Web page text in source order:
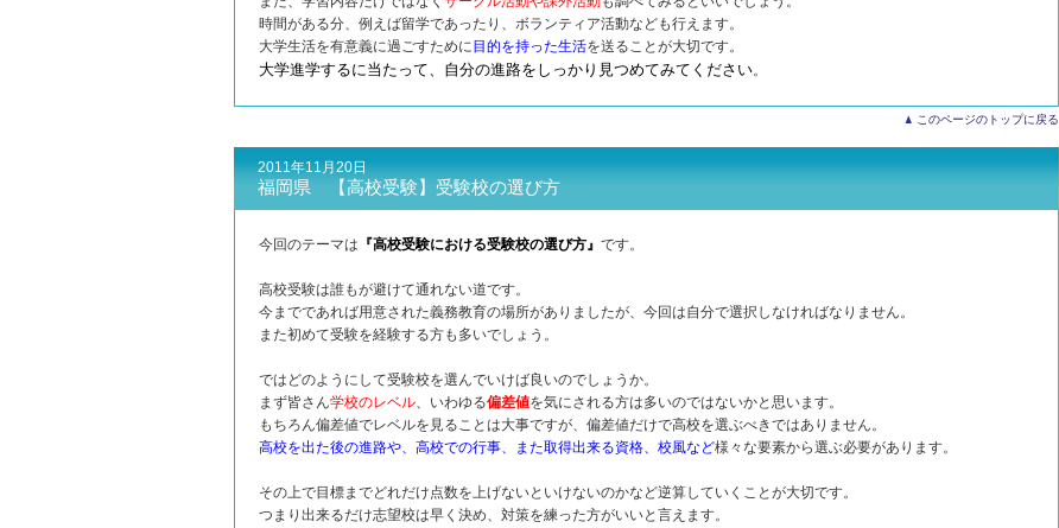
時間がある分、例えば留学であったり、ボランティア活動なども行えます。
大学生活を有意義に過ごすために 目的を持った生活を送ることが大切です。
大学進学するに当たって、自分の進路をしっかり見つめてみてください。
このページのトップに戻る
2011年11月20日
福岡県 【高校受験】受験校の選び方
今回のテーマは 『高校受験における受験校の選び方』 です。
高校受験は誰もが避けて通れない道です。
今までであれば用意された義務教育の場所がありましたが、今回は自分で選択しなければなりません。
また初めて受験を経験する方も多いでしょう。
ではどのようにして受験校を選んでいけば良いのでしょうか。
まず皆さん学校のレベル、いわゆる偏差値を気にされる方は多いのではないかと思います。
もちろん偏差値でレベルを見ることは大事ですが、偏差値だけで高校を選ぶべきではありません。
高校を出た後の進路や、高校での行事、また取得出来る資格、校風など様々な要素から選ぶ必要があります。
その上で目標までどれだけ点数を上げないといけないのかなど逆算していくことが大切です。
つまり出来るだけ志望校は早く決め、対策を練った方がいいと言えます。